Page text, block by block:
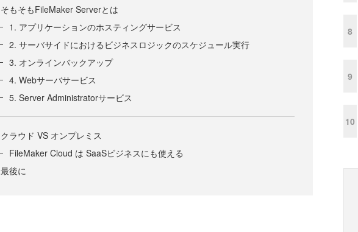
そもそもFileMaker Serverとは
1. アプリケーションのホスティングサービス
2. サーバサイドにおけるビジネスロジックのスケジュール実行
3. オンラインバックアップ
4. Webサーバサービス
5. Server Administratorサービス
クラウド VS オンプレミス
FileMaker Cloud は SaaSビジネスにも使える
最後に
8
9
10